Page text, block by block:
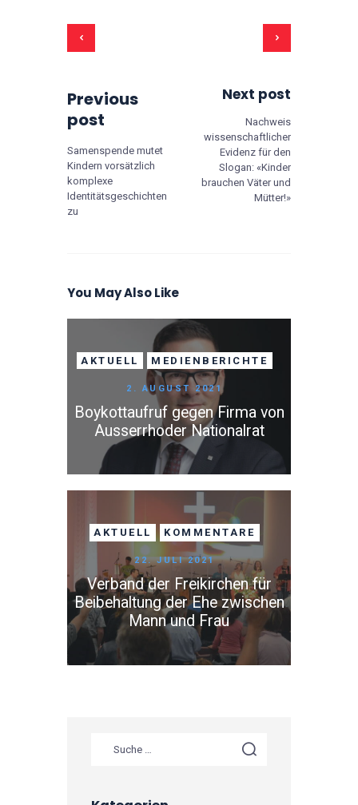
Previous
post
Samenspende mutet
Kindern vorsätzlich
komplexe
Identitätsgeschichten
zu
Next post
Nachweis
wissenschaftlicher
Evidenz für den
Slogan: «Kinder
brauchen Väter und
Mütter!»
You May Also Like
AKTUELL MEDIENBERICHTE
2. AUGUST 2021
Boykottaufruf gegen Firma von
Ausserrhoder Nationalrat
AKTUELL KOMMENTARE
22. JULI 2021
Verband der Freikirchen für
Beibehaltung der Ehe zwischen
Mann und Frau